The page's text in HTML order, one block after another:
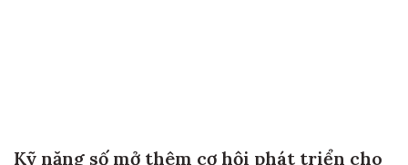
Kỹ năng số mở thêm cơ hội phát triển cho